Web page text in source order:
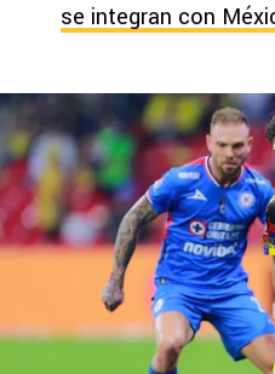
se integran con